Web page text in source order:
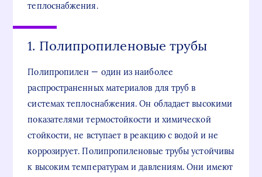
теплоснабжения.
1. Полипропиленовые трубы
Полипропилен — один из наиболее
распространенных материалов для труб в
системах теплоснабжения. Он обладает высокими
показателями термостойкости и химической
стойкости, не вступает в реакцию с водой и не
коррозирует. Полипропиленовые трубы устойчивы
к высоким температурам и давлениям. Они имеют